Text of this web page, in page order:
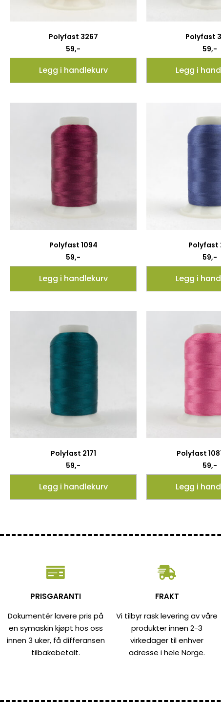
Polyfast 3267
59,-
Legg i handlekurv
Polyfast
59,-
Legg i
Polyfast 1094
59,-
Legg i handlekurv
Polyfast
59,-
Legg i
Polyfast 2171
59,-
Legg i handlekurv
Polyfast
59,-
Legg i
PRISGARANTI
Dokumentér lavere pris på
en symaskin kjøpt hos oss
innen 3 uker, få differansen
tilbakebetalt.
FRAKT
Vi tilbyr rask levering av våre
produkter innen 2-3
virkedager til enhver
adresse i hele Norge.